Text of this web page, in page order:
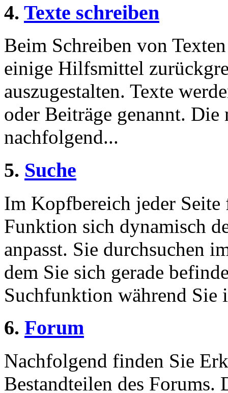
4. Texte schreiben
Beim Schreiben von
einige Hilfsmittel
auszugestalten. Texte
oder Beiträge genannt.
nachfolgend...
5. Suche
Im Kopfbereich jeder Seite
Funktion sich dynamisch
anpasst. Sie durchsuchen
dem Sie sich gerade
Suchfunktion während Sie
6. Forum
Nachfolgend finden Sie
Bestandteilen des Forums.